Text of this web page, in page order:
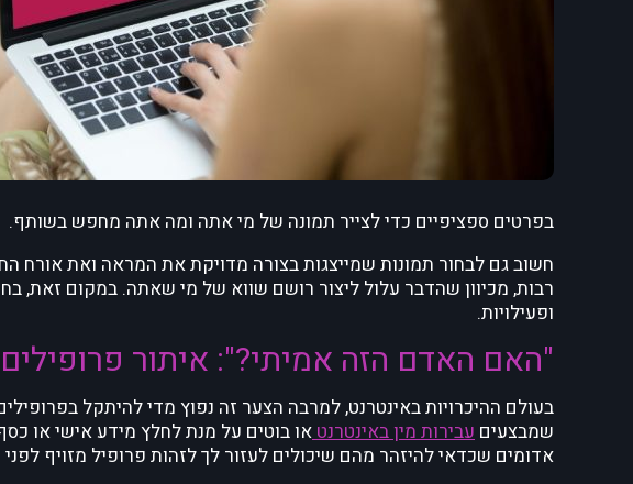
בפרטים ספציפיים כדי לצייר תמונה של מי אתה ומה אתה מחפש בשותף.
חשוב גם לבחור תמונות שמייצגות בצורה מדויקת את המראה ואת אורח
רבות, מכיוון שהדבר עלול ליצור רושם שווא של מי שאתה. במקום זאת,
ופעילויות.
"האם האדם הזה אמיתי?": איתור פרופילים
בעולם ההיכרויות באינטרנט, למרבה הצער זה נפוץ מדי להיתקל
שמבצעים עבירות מין באינטרנטאו בוטים על מנת לחלץ מידע אישי או
אדומים שכדאי להיזהר מהם שיכולים לעזור לך לזהות פרופיל מזויף